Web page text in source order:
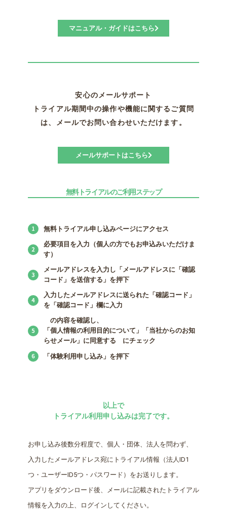
マニュアル・ガイドはこちら
安心のメールサポート
トライアル期間中の操作や機能に関するご質問
は、メールでお問い合わせいただけます。
メールサポートはこちら
無料トライアルのご利用ステップ
無料トライアル申し込みページにアクセス
必要項目を入力（個人の方でもお申込みいただけま
す）
メールアドレスを入力し「メールアドレスに「確認
コード」を送信する」を押下
入力したメールアドレスに送られた「確認コード」
を「確認コード」欄に入力
の内容を確認し、
「個人情報の利用目的について」「当社からのお知
らせメール」に同意する にチェック
「体験利用申し込み」を押下
以上で
トライアル利用申し込みは完了です。
お申し込み後数分程度で、個人・団体、法人を問わず、
入力したメールアドレス宛にトライアル情報（法人ID1
つ・ユーザーID5つ・パスワード）をお送りします。
アプリをダウンロード後、メールに記載されたトライアル
情報を入力の上、ログインしてください。